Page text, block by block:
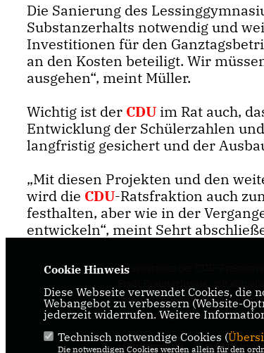
Die Sanierung des
Substanzerhalts notwendig und
Investitionen für den
an den Kosten beteiligt. Wir
ausgehen“, meint Müller.
Wichtig ist der CDU im Rat auch,
Entwicklung der Schülerzahlen
langfristig gesichert und der
Mit diesen Projekten und den
wird die CDU-Ratsfraktion auch
festhalten, aber wie in der
entwickeln“, meint Sehrt
Internetseite der CDU-Fraktion
Informationen rund um die
in der zweitgrößten Stadt
IMPRESSUM
Cookie Hinweis
Diese Webseite verwendet Cookies,
Webangebot zu verbessern (Website-
jederzeit widerrufen. Weitere
Technisch notwendige Cookies (
Die notwendigen Cookies werden allein für den